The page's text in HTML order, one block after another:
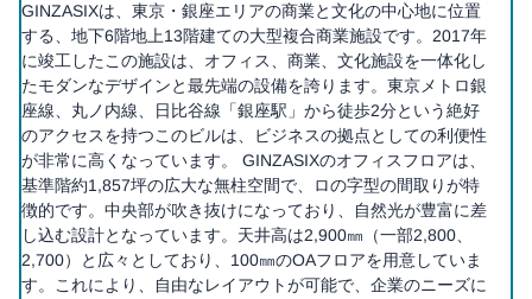
GINZASIXは、東京・銀座エリアの商業と文化の中心地に位置
する、地下6階地上13階建ての大型複合商業施設です。2017年
に竣工したこの施設は、オフィス、商業、文化施設を一体化し
たモダンなデザインと最先端の設備を誇ります。東京メトロ銀
座線、丸ノ内線、日比谷線「銀座駅」から徒歩2分という絶好
のアクセスを持つこのビルは、ビジネスの拠点としての利便性
が非常に高くなっています。 GINZASIXのオフィスフロアは、
基準階約1,857坪の広大な無柱空間で、ロの字型の間取りが特
徴的です。中央部が吹き抜けになっており、自然光が豊富に差
し込む設計となっています。天井高は2,900㎜（一部2,800、
2,700）と広々としており、100㎜のOAフロアを用意していま
す。これにより、自由なレイアウトが可能で、企業のニーズに